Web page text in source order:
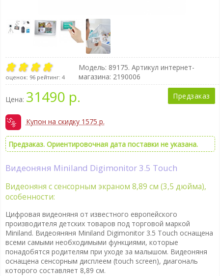
оценок: 96рейтинг: 4
Модель: 89175. Артикул интернет-
магазина: 2190006
Цена: 31490 р. Предзаказ
-5% Купон на скидку 1575 р.
Предзаказ. Ориентировочная дата поставки не указана.
Видеоняня Miniland Digimonitor 3.5 Touch
Видеоняня с сенсорным экраном 8,89 см (3,5 дюйма),
особенности:
Цифровая видеоняня от известного европейского
производителя детских товаров под торговой маркой
Miniland. Видеояняня Miniland Digimonitor 3.5 Touch оснащена
всеми самыми необходимыми функциями, которые
понадобятся родителям при уходе за малышом. Видеоняня
оснащена сенсорным дисплеем (touch screen), диагональ
которого составляет 8,89 см.